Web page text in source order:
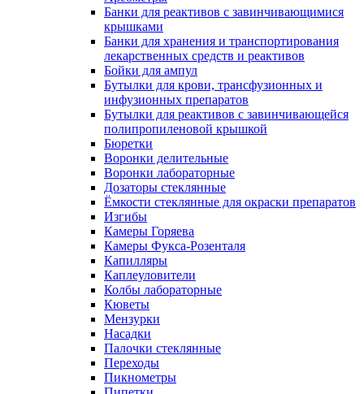
Банки для реактивов с завинчивающимися
крышками
Банки для хранения и транспортирования
лекарственных средств и реактивов
Бойки для ампул
Бутылки для крови, трансфузионных и
инфузионных препаратов
Бутылки для реактивов с завинчивающейся
полипропиленовой крышкой
Бюретки
Воронки делительные
Воронки лабораторные
Дозаторы стеклянные
Ёмкости стеклянные для окраски препаратов
Изгибы
Камеры Горяева
Камеры Фукса-Розенталя
Капилляры
Каплеуловители
Колбы лабораторные
Кюветы
Мензурки
Насадки
Палочки стеклянные
Переходы
Пикнометры